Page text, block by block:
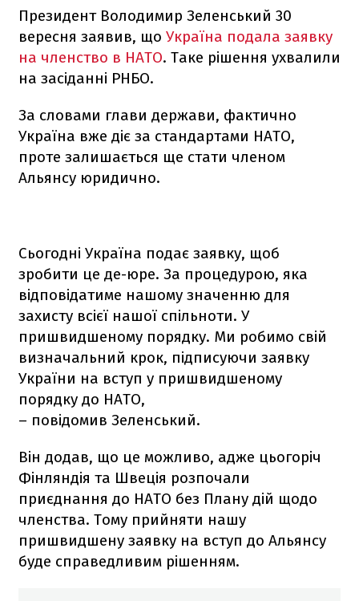
Президент Володимир Зеленський 30
вересня заявив, що Україна подала заявку
на членство в НАТО. Таке рішення ухвалили
на засіданні РНБО.
За словами глави держави, фактично
Україна вже діє за стандартами НАТО,
проте залишається ще стати членом
Альянсу юридично.
Сьогодні Україна подає заявку, щоб
зробити це де-юре. За процедурою, яка
відповідатиме нашому значенню для
захисту всієї нашої спільноти. У
пришвидшеному порядку. Ми робимо свій
визначальний крок, підписуючи заявку
України на вступ у пришвидшеному
порядку до НАТО,
– повідомив Зеленський.
Він додав, що це можливо, адже цьогоріч
Фінляндія та Швеція розпочали
приєднання до НАТО без Плану дій щодо
членства. Тому прийняти нашу
пришвидшену заявку на вступ до Альянсу
буде справедливим рішенням.